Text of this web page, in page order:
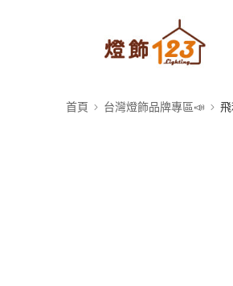
首頁 台灣燈飾品牌專區📣